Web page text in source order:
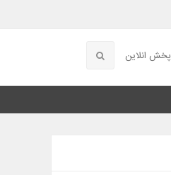
پخش انلاین